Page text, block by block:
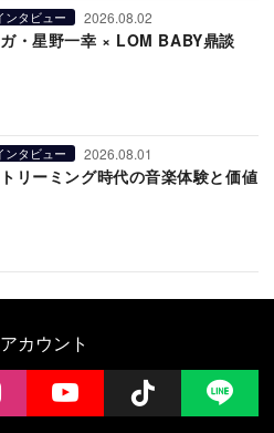
ンタビュー 2026.08.02
・星野一幸 × LOM BABY鼎談
ンタビュー 2026.08.01
リーミング時代の音楽体験と価値
カウント
instagramYouTube Follow